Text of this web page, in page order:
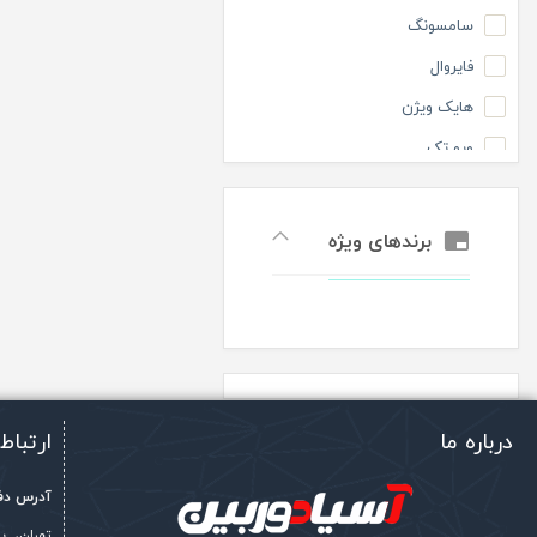
گروه اقتصادی
سامسونگ
فایروال
هایک ویژن
ویو تک
برندهای ویژه
درباره ما
آدرس